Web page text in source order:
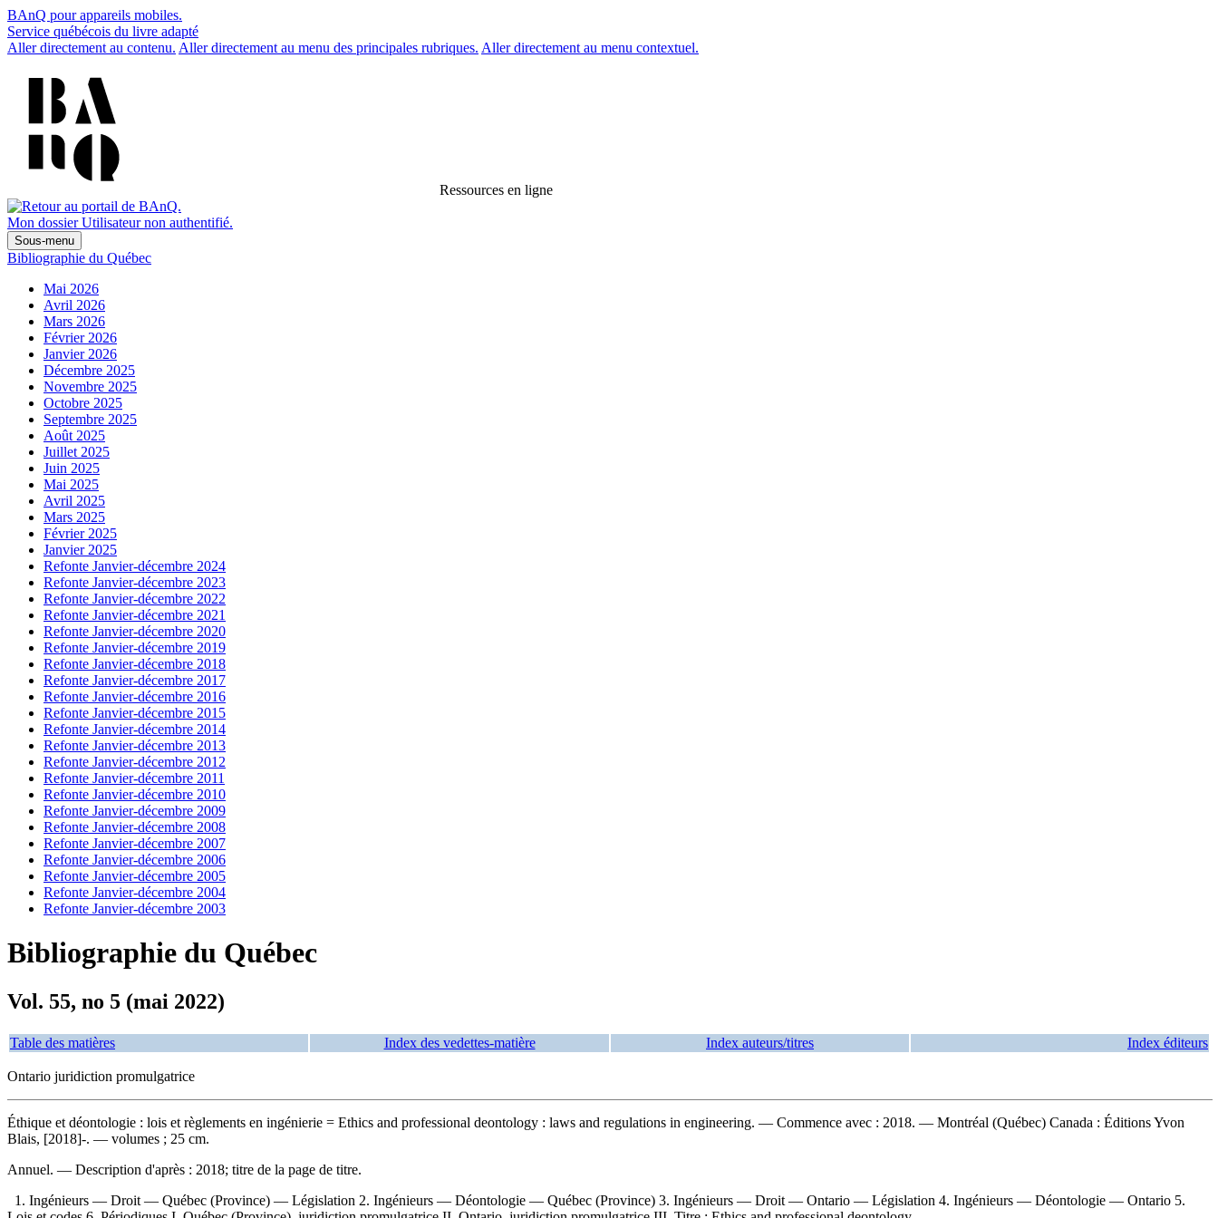
BAnQ pour appareils mobiles.
Service québécois du livre adapté
Aller directement au contenu. Aller directement au menu des principales rubriques. Aller directement au menu contextuel.
Ressources en ligne
Mon dossier Utilisateur non authentifié.
Sous-menu
Bibliographie du Québec
Mai 2026
Avril 2026
Mars 2026
Février 2026
Janvier 2026
Décembre 2025
Novembre 2025
Octobre 2025
Septembre 2025
Août 2025
Juillet 2025
Juin 2025
Mai 2025
Avril 2025
Mars 2025
Février 2025
Janvier 2025
Refonte Janvier-décembre 2024
Refonte Janvier-décembre 2023
Refonte Janvier-décembre 2022
Refonte Janvier-décembre 2021
Refonte Janvier-décembre 2020
Refonte Janvier-décembre 2019
Refonte Janvier-décembre 2018
Refonte Janvier-décembre 2017
Refonte Janvier-décembre 2016
Refonte Janvier-décembre 2015
Refonte Janvier-décembre 2014
Refonte Janvier-décembre 2013
Refonte Janvier-décembre 2012
Refonte Janvier-décembre 2011
Refonte Janvier-décembre 2010
Refonte Janvier-décembre 2009
Refonte Janvier-décembre 2008
Refonte Janvier-décembre 2007
Refonte Janvier-décembre 2006
Refonte Janvier-décembre 2005
Refonte Janvier-décembre 2004
Refonte Janvier-décembre 2003
Bibliographie du Québec
Vol. 55, no 5 (mai 2022)
Table des matières Index des vedettes-matière Index auteurs/titres Index éditeurs
Ontario juridiction promulgatrice
Éthique et déontologie : lois et règlements en ingénierie = Ethics and professional deontology : laws and regulations in engineering. — Commence avec : 2018. — Montréal (Québec) Canada : Éditions Yvon
Blais, [2018]-. — volumes ; 25 cm.
Annuel. — Description d'après : 2018; titre de la page de titre.
1. Ingénieurs — Droit — Québec (Province) — Législation 2. Ingénieurs — Déontologie — Québec (Province) 3. Ingénieurs — Droit — Ontario — Législation 4. Ingénieurs — Déontologie — Ontario 5.